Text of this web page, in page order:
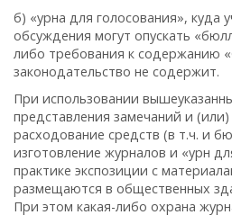
б) «урна для голосования», куда
обсуждения могут опускать
либо требования к содержанию
законодательство не содержит.
При использовании
представления замечаний и
расходование средств (в т.ч. и
изготовление журналов и «урн
практике экспозиции с
размещаются в общественных
При этом какая-либо охрана